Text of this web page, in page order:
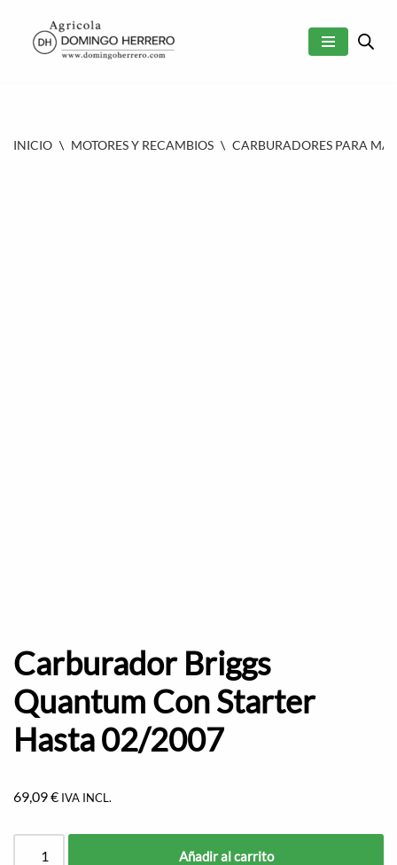
SALTAR
INICIO \ MOTORES Y RECAMBIOS \ CARBURADORES PARA
Carburador Briggs
Quantum Con Starter
Hasta 02/2007
69,09€ IVA INCL.
Añadir al carrito